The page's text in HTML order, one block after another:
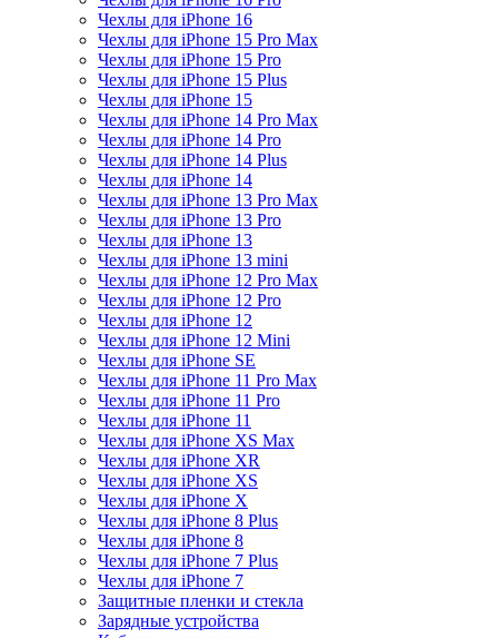
Чехлы для iPhone 16
Чехлы для iPhone 15 Pro Max
Чехлы для iPhone 15 Pro
Чехлы для iPhone 15 Plus
Чехлы для iPhone 15
Чехлы для iPhone 14 Pro Max
Чехлы для iPhone 14 Pro
Чехлы для iPhone 14 Plus
Чехлы для iPhone 14
Чехлы для iPhone 13 Pro Max
Чехлы для iPhone 13 Pro
Чехлы для iPhone 13
Чехлы для iPhone 13 mini
Чехлы для iPhone 12 Pro Max
Чехлы для iPhone 12 Pro
Чехлы для iPhone 12
Чехлы для iPhone 12 Mini
Чехлы для iPhone SE
Чехлы для iPhone 11 Pro Max
Чехлы для iPhone 11 Pro
Чехлы для iPhone 11
Чехлы для iPhone XS Max
Чехлы для iPhone XR
Чехлы для iPhone XS
Чехлы для iPhone X
Чехлы для iPhone 8 Plus
Чехлы для iPhone 8
Чехлы для iPhone 7 Plus
Чехлы для iPhone 7
Защитные пленки и стекла
Зарядные устройства